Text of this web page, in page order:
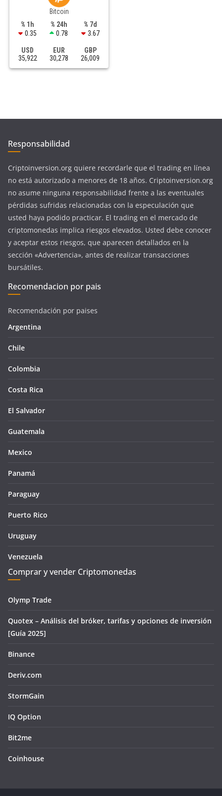
Bitcoin
% 1h
0.35
% 24h
0.78
% 7d
3.67
USD
35,922
EUR
30,278
GBP
26,009
Responsabilidad
Criptoinversion.org quiere recordarle que el trading en línea
no está autorizado a menores de 18 años. Criptoinversion.org
no asume ninguna responsabilidad frente a las eventuales
pérdidas sufridas relacionadas con la especulación que
usted haya podido practicar. El trading en el mercado de
criptomonedas implica riesgos elevados. Usted debe conocer
y aceptar estos riesgos, que aparecen detallados en la
sección «Advertencia», antes de realizar transacciones
bursátiles.
Recomendacion por pais
Recomendación por paises
Argentina
Chile
Colombia
Costa Rica
El Salvador
Guatemala
Mexico
Panamá
Paraguay
Puerto Rico
Uruguay
Venezuela
Comprar y vender Criptomonedas
Olymp Trade
Quotex – Análisis del bróker, tarifas y opciones de inversión
[Guía 2025]
Binance
Deriv.com
StormGain
IQ Option
Bit2me
Coinhouse